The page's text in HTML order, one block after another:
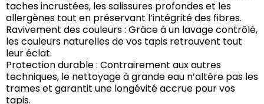
taches incrustées, les salissures profondes et les
allergènes tout en préservant l’intégrité des fibres.
Ravivement des couleurs : Grâce à un lavage contrôlé,
les couleurs naturelles de vos tapis retrouvent tout
leur éclat.
Protection durable : Contrairement aux autres
techniques, le nettoyage à grande eau n’altère pas les
trames et garantit une longévité accrue pour vos
tapis.